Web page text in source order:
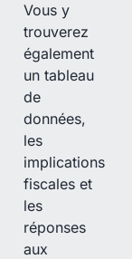
Vous y
trouverez
également
un tableau
de
données,
les
implications
fiscales et
les
réponses
aux